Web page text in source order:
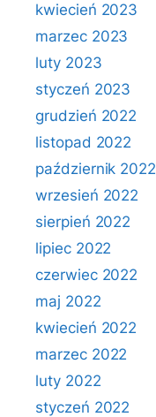
kwiecień 2023
marzec 2023
luty 2023
styczeń 2023
grudzień 2022
listopad 2022
październik 2022
wrzesień 2022
sierpień 2022
lipiec 2022
czerwiec 2022
maj 2022
kwiecień 2022
marzec 2022
luty 2022
styczeń 2022